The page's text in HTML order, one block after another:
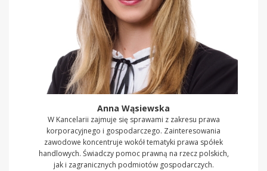
Anna Wąsiewska
W Kancelarii zajmuje się sprawami z zakresu prawa
korporacyjnego i gospodarczego. Zainteresowania
zawodowe koncentruje wokół tematyki prawa spółek
handlowych. Świadczy pomoc prawną na rzecz polskich,
jak i zagranicznych podmiotów gospodarczych.